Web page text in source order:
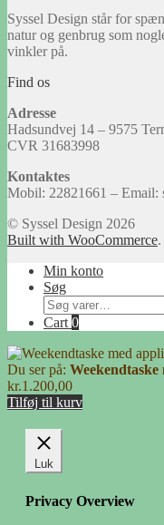
Syssel Design står for
natur og genbrug som
vinkler på.
Find os
Adresse
Hadsundvej 14 – 9575
CVR 31683998
Kontaktes
Mobil: 22821661 – Email:
© Syssel Design 2026
Built with WooCommerce.
Min konto
Søg
Søg
efter:
Cart0
Du ser på:
kr.1.200,00
Tilføj til kurv
Luk
Privacy Overview